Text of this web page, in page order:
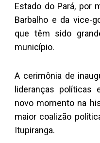
Estado do Pará, por
Barbalho e da vice-
que têm sido
município.
A cerimônia de
lideranças
novo momento na
maior coalizão
Itupiranga.